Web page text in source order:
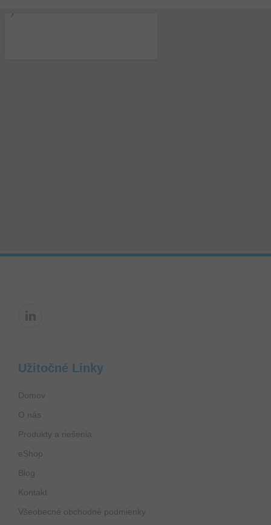
Užitočné Linky
Domov
O nás
Produkty a riešenia
eShop
Blog
Kontakt
Všeobecné obchodné podmienky